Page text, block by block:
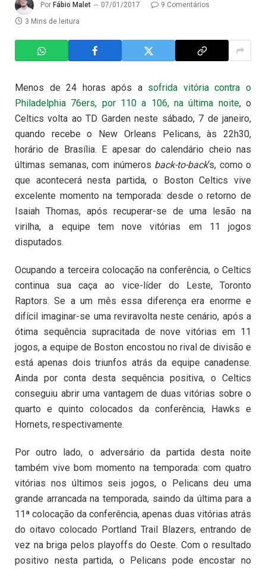
Por Fábio Malet 07/01/2017
9 Comentários
3 Mins de leitura
Menos de 24 horas após a sofrida vitória contra o
Philadelphia 76ers, por 110 a 106, na última noite, o
Celtics volta ao TD Garden neste sábado, 7 de janeiro,
quando recebe o New Orleans Pelicans, às 22h30,
horário de Brasília. E apesar do calendário cheio nas
últimas semanas, com inúmeros back-to-back‘s, como o
que acontecerá nesta partida, o Boston Celtics vive
excelente momento na temporada: desde o retorno de
Isaiah Thomas, após recuperar-se de uma lesão na
virilha, a equipe tem nove vitórias em 11 jogos
disputados.
Ocupando a terceira colocação na conferência, o Celtics
continua sua caça ao vice-líder do Leste, Toronto
Raptors. Se a um mês essa diferença era enorme e
difícil imaginar-se uma reviravolta neste cenário, após a
ótima sequência supracitada de nove vitórias em 11
jogos, a equipe de Boston encostou no rival de divisão e
está apenas dois triunfos atrás da equipe canadense.
Ainda por conta desta sequência positiva, o Celtics
conseguiu abrir uma vantagem de duas vitórias sobre o
quarto e quinto colocados da conferência, Hawks e
Hornets, respectivamente.
Por outro lado, o adversário da partida desta noite
também vive bom momento na temporada: com quatro
vitórias nos últimos seis jogos, o Pelicans deu uma
grande arrancada na temporada, saindo da última para a
11ª colocação da conferência, apenas duas vitórias atrás
do oitavo colocado Portland Trail Blazers, entrando de
vez na briga pelos playoffs do Oeste. Com o resultado
positivo nesta partida, o Pelicans pode encostar no